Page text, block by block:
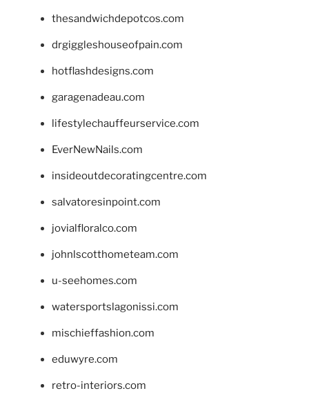
thesandwichdepotcos.com
drgiggleshouseofpain.com
hotflashdesigns.com
garagenadeau.com
lifestylechauffeurservice.com
EverNewNails.com
insideoutdecoratingcentre.com
salvatoresinpoint.com
jovialfloralco.com
johnlscotthometeam.com
u-seehomes.com
watersportslagonissi.com
mischieffashion.com
eduwyre.com
retro-interiors.com